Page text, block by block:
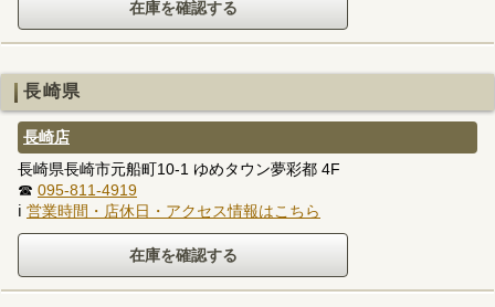
長崎県
長崎店
長崎県長崎市元船町10-1 ゆめタウン夢彩都 4F
☎ 095-811-4919
ℹ 営業時間・店休日・アクセス情報はこちら